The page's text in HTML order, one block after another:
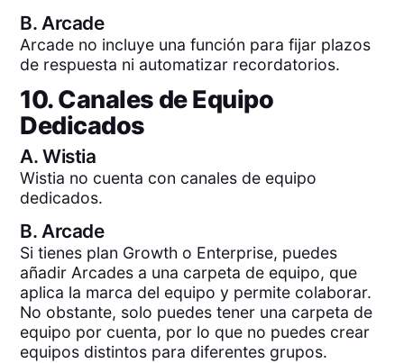
B.Arcade
Arcade no incluye una función para fijar plazos
de respuesta ni automatizar recordatorios.
10. Canales de Equipo
Dedicados
A.Wistia
Wistia no cuenta con canales de equipo
dedicados.
B.Arcade
Si tienes plan Growth o Enterprise, puedes
añadir Arcades a una carpeta de equipo, que
aplica la marca del equipo y permite colaborar.
No obstante, solo puedes tener una carpeta de
equipo por cuenta, por lo que no puedes crear
equipos distintos para diferentes grupos.